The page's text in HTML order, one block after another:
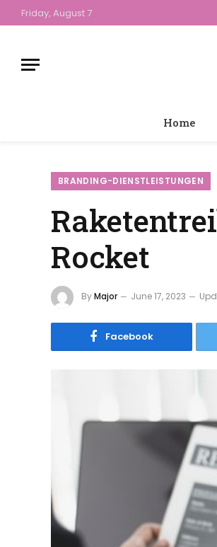
Friday, August 7
Home
BRANDING-DIENSTLEISTUNGEN
Rocket
ByMajor June 17, 2023
Facebook